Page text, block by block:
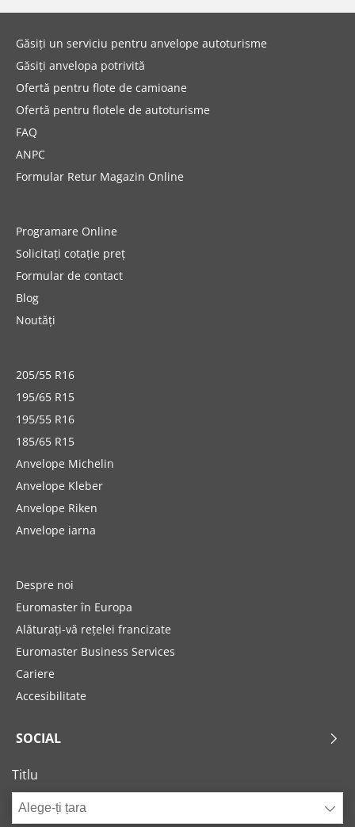
Găsiți un serviciu pentru anvelope autoturisme
Găsiți anvelopa potrivită
Ofertă pentru flote de camioane
Ofertă pentru flotele de autoturisme
FAQ
ANPC
Formular Retur Magazin Online
Programare Online
Solicitați cotație preț
Formular de contact
Blog
Noutăți
205/55 R16
195/65 R15
195/55 R16
185/65 R15
Anvelope Michelin
Anvelope Kleber
Anvelope Riken
Anvelope iarna
Despre noi
Euromaster în Europa
Alăturați-vă rețelei francizate
Euromaster Business Services
Cariere
Accesibilitate
SOCIAL
Titlu
Alege-ți țara